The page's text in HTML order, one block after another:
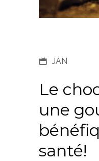
JAN
Le
une
santé!